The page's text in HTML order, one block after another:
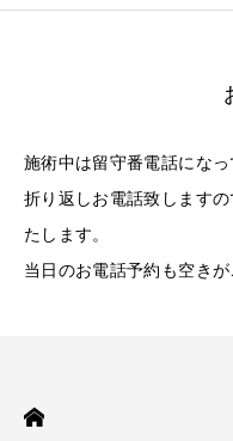
施術中は留守番電話になっ
折り返しお電話致します
たします。
当日のお電話予約も空き